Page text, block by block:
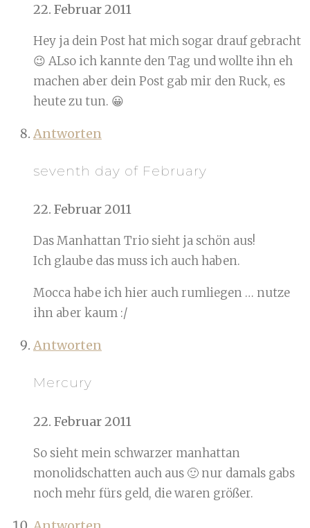
22. Februar 2011
Hey ja dein Post hat mich sogar drauf gebracht
😉 ALso ich kannte den Tag und wollte ihn eh
machen aber dein Post gab mir den Ruck, es
heute zu tun. 😀
Antworten
seventh day of February
22. Februar 2011
Das Manhattan Trio sieht ja schön aus!
Ich glaube das muss ich auch haben.
Mocca habe ich hier auch rumliegen … nutze
ihn aber kaum :/
Antworten
Mercury
22. Februar 2011
So sieht mein schwarzer manhattan
monolidschatten auch aus 🙂 nur damals gabs
noch mehr fürs geld, die waren größer.